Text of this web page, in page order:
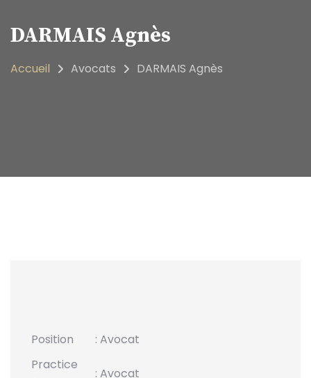
DARMAIS Agnès
Accueil Avocats DARMAIS Agnès
Position
: Avocat
Practice
: Avocat